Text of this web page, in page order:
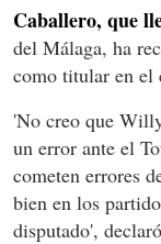
Caballero, que
del Málaga, ha
como titular en el
'No creo que
un error ante el
cometen errores
bien en los
disputado',